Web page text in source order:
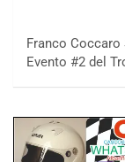
Franco Coccaro
Evento #2 del